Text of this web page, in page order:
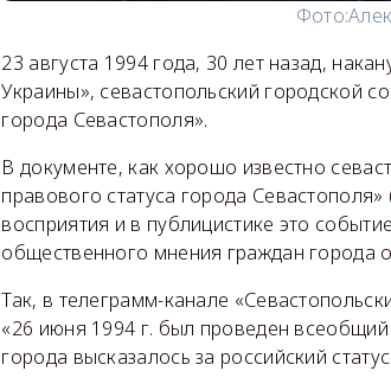
Фото:
23 августа 1994 года, 30 лет назад,
Украины», севастопольский городской
города Севастополя».
В документе, как хорошо известно
правового статуса города
восприятия и в публицистике это
общественного мнения граждан города
Так, в телеграмм-канале
«26 июня 1994 г. был проведен
города высказалось за российский